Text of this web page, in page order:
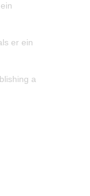
er ein
a